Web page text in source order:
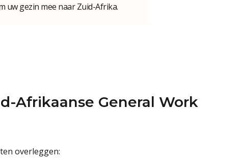
uw gezin mee naar Zuid-Afrika.
Afrikaanse General Work
overleggen: